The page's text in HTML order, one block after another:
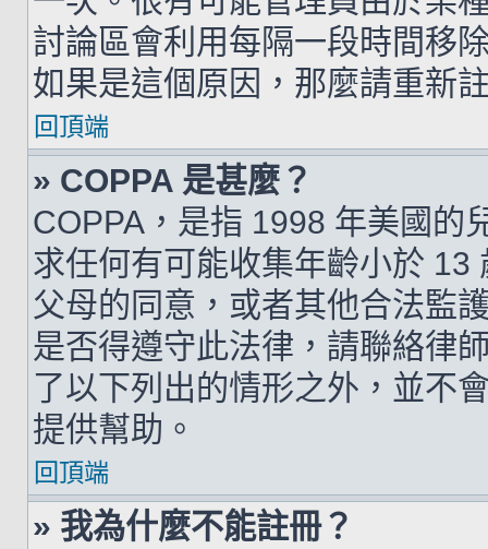
討論區會利用每隔一段時間移
如果是這個原因，那麼請重新
回頂端
» COPPA 是甚麼？
COPPA，是指 1998 年美國的
求任何有可能收集年齡小於 13
父母的同意，或者其他合法監
是否得遵守此法律，請聯絡律
了以下列出的情形之外，並不
提供幫助。
回頂端
» 我為什麼不能註冊？